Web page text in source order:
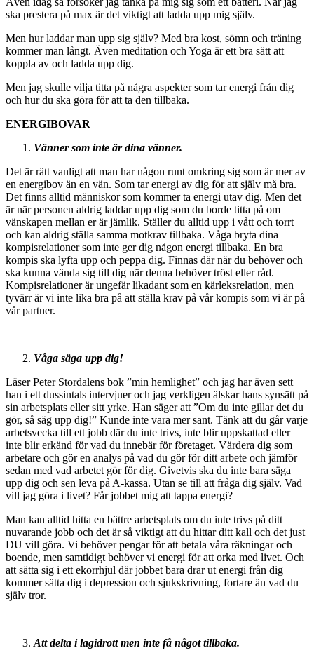
ska prestera på max är det viktigt att ladda upp mig själv.
Men hur laddar man upp sig själv? Med bra kost, sömn och träning
kommer man långt. Även meditation och Yoga är ett bra sätt att
koppla av och ladda upp dig.
Men jag skulle vilja titta på några aspekter som tar energi från dig
och hur du ska göra för att ta den tillbaka.
ENERGIBOVAR
Vänner som inte är dina vänner.
Det är rätt vanligt att man har någon runt omkring sig som är mer av
en energibov än en vän. Som tar energi av dig för att själv må bra.
Det finns alltid människor som kommer ta energi utav dig. Men det
är när personen aldrig laddar upp dig som du borde titta på om
vänskapen mellan er är jämlik. Ställer du alltid upp i vått och torrt
och kan aldrig ställa samma motkrav tillbaka. Våga bryta dina
kompisrelationer som inte ger dig någon energi tillbaka. En bra
kompis ska lyfta upp och peppa dig. Finnas där när du behöver och
ska kunna vända sig till dig när denna behöver tröst eller råd.
Kompisrelationer är ungefär likadant som en kärleksrelation, men
tyvärr är vi inte lika bra på att ställa krav på vår kompis som vi är på
vår partner.
Våga säga upp dig!
Läser Peter Stordalens bok ”min hemlighet” och jag har även sett
han i ett dussintals intervjuer och jag verkligen älskar hans synsätt på
sin arbetsplats eller sitt yrke. Han säger att ”Om du inte gillar det du
gör, så säg upp dig!” Kunde inte vara mer sant. Tänk att du går varje
arbetsvecka till ett jobb där du inte trivs, inte blir uppskattad eller
inte blir erkänd för vad du innebär för företaget. Värdera dig som
arbetare och gör en analys på vad du gör för ditt arbete och jämför
sedan med vad arbetet gör för dig. Givetvis ska du inte bara säga
upp dig och sen leva på A-kassa. Utan se till att fråga dig själv. Vad
vill jag göra i livet? Får jobbet mig att tappa energi?
Man kan alltid hitta en bättre arbetsplats om du inte trivs på ditt
nuvarande jobb och det är så viktigt att du hittar ditt kall och det just
DU vill göra. Vi behöver pengar för att betala våra räkningar och
boende, men samtidigt behöver vi energi för att orka med livet. Och
att sätta sig i ett ekorrhjul där jobbet bara drar ut energi från dig
kommer sätta dig i depression och sjukskrivning, fortare än vad du
själv tror.
Att delta i lagidrott men inte få något tillbaka.